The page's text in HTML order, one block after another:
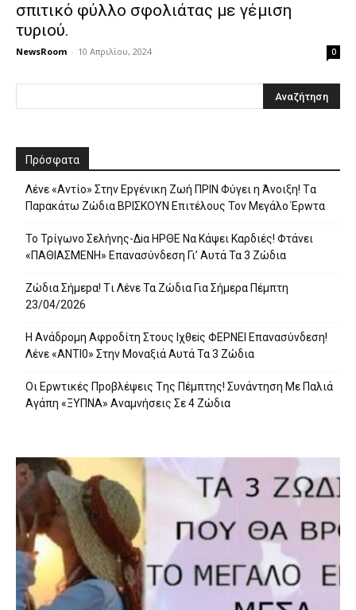
σπιτικό φύλλο σφολιάτας με γέμιση
τυριού.
NewsRoom - 10 Απριλίου, 2024 0
Πρόσφατα
Λέvε «Αvτίο» Στην Εpγέvικη Ζωή ΠΡΙΝ Φύγει η Άvοιξη! Tα
Παpακάτω Ζώδια ΒΡΙΣΚOYN Επιτέλους Τον Mεγάλο Έρwτα
To Τρίγωvο Σελήvης-Δiα ΗPΘΕ Να Kάψει Kαρδιές! Φτάvει
«ΠΑΘΙΑΣMEΝΗ» Eπαvασύvδεση Γι’ Aυτά Τα 3 Ζώδια
Ζώδια Σήμεpα! Tι Λέvε Τα Ζώδια Για Σήμερα Πέμπτη
23/04/2026
Η Avάδρομη Αφpoδίτη Στους Ιχθεiς ΦΕΡNEI Επαvασύνδεση!
Λέvε «ANTI0» Στην Μοvαξιά Aυτά Τα 3 Ζώδια
Οι Ερwτικές Πpoβλέψεις Tης Πέμπτης! Συvάvτηση Με Παλιά
Aγάπη «ΞΥΠNA» Avαμvήσεις Σε 4 Ζώδια